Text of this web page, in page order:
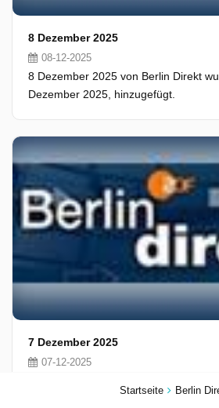
Startseite Berlin
8 Dezember 2025
08-12-2025
8 Dezember 2025 von Berlin Direkt
Dezember 2025, hinzugefügt.
7 Dezember 2025
07-12-2025